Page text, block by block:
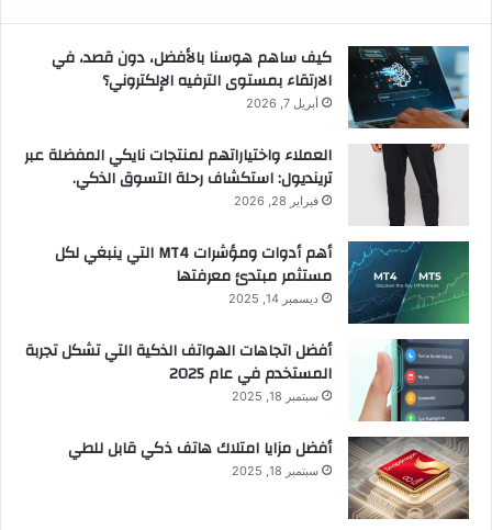
كيف ساهم هوسنا بالأفضل، دون قصد، في
الارتقاء بمستوى الترفيه الإلكتروني؟
أبريل 7, 2026
العملاء واختياراتهم لمنتجات نايكي المفضلة عبر
ترينديول: استكشاف رحلة التسوق الذكي.
فبراير 28, 2026
أهم أدوات ومؤشرات MT4 التي ينبغي لكل
مستثمر مبتدئ معرفتها
ديسمبر 14, 2025
أفضل اتجاهات الهواتف الذكية التي تشكل تجربة
المستخدم في عام 2025
سبتمبر 18, 2025
أفضل مزايا امتلاك هاتف ذكي قابل للطي
سبتمبر 18, 2025